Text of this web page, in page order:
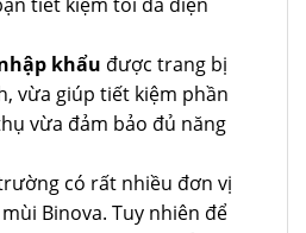
khẩu được trang bị
vừa giúp tiết kiệm phần
vừa đảm bảo đủ năng
có rất nhiều đơn vị
Binova. Tuy nhiên để